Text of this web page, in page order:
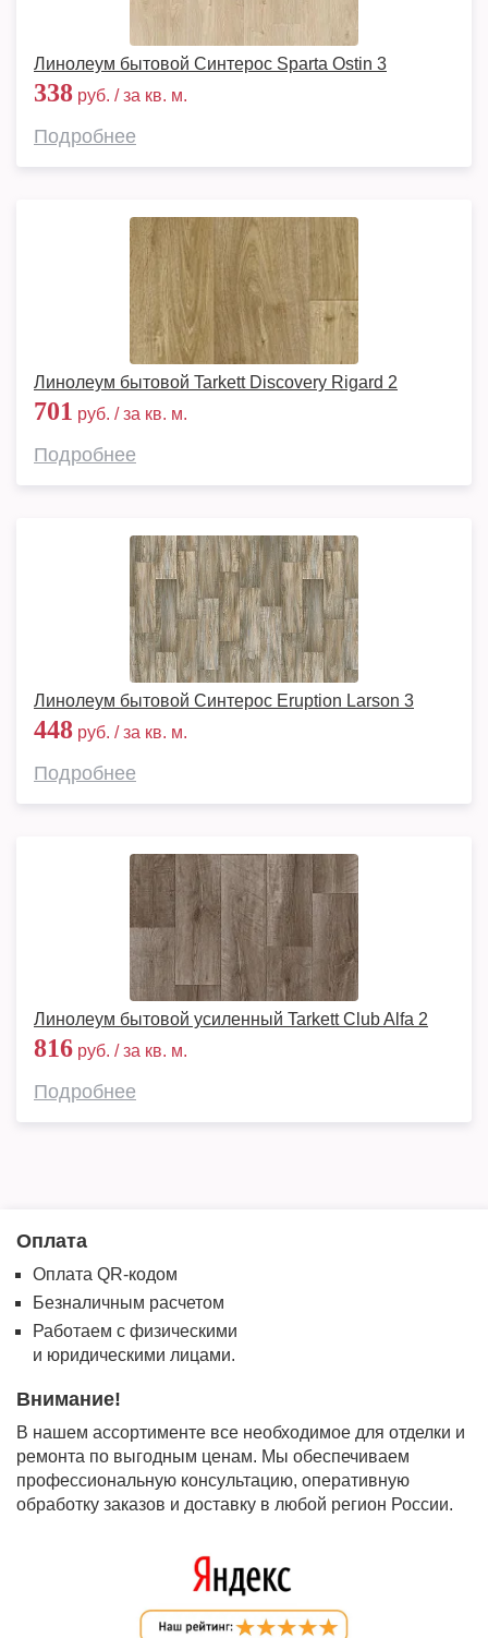
Линолеум бытовой Синтерос Sparta Ostin 3
338 руб. / за кв. м.
Подробнее
Линолеум бытовой Tarkett Discovery Rigard 2
701 руб. / за кв. м.
Подробнее
Линолеум бытовой Синтерос Eruption Larson 3
448 руб. / за кв. м.
Подробнее
Линолеум бытовой усиленный Tarkett Club Alfa 2
816 руб. / за кв. м.
Подробнее
Оплата
Оплата QR-кодом
Безналичным расчетом
Работаем с физическими
и юридическими лицами.
Внимание!
В нашем ассортименте все необходимое для отделки и
ремонта по выгодным ценам. Мы обеспечиваем
профессиональную консультацию, оперативную
обработку заказов и доставку в любой регион России.